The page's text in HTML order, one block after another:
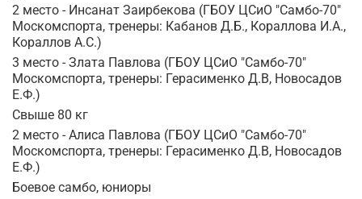
2 место - Инсанат Заирбекова (ГБОУ ЦСиО "Самбо-70"
Москомспорта, тренеры: Кабанов Д.Б., Кораллова И.А.,
Кораллов А.С.)
3 место - Злата Павлова (ГБОУ ЦСиО "Самбо-70"
Москомспорта, тренеры: Герасименко Д.В, Новосадов
Е.Ф.)
Свыше 80 кг
2 место - Алиса Павлова (ГБОУ ЦСиО "Самбо-70"
Москомспорта, тренеры: Герасименко Д.В, Новосадов
Е.Ф.)
Боевое самбо, юниоры